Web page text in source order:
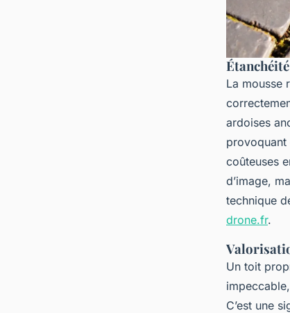
La mousse
ardoises
provoquant
coûteuses
d’image,
technique
drone.fr.
Un toit
C’est une